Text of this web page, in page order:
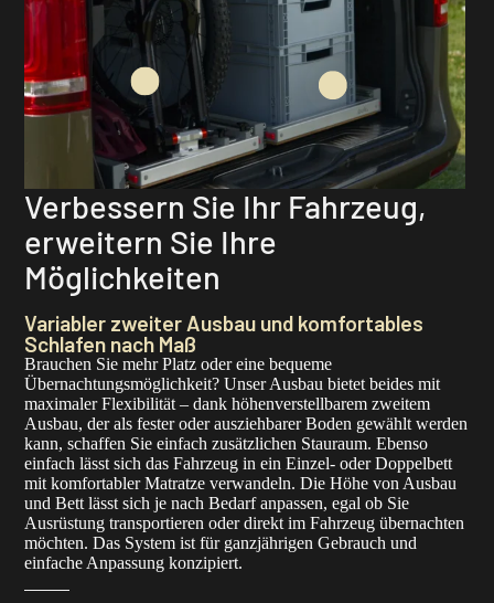
Verbessern Sie Ihr Fahrzeug,
erweitern Sie Ihre
Möglichkeiten
Variabler zweiter Ausbau und komfortables
Schlafen nach Maß
Brauchen Sie mehr Platz oder eine bequeme
Übernachtungsmöglichkeit? Unser Ausbau bietet beides mit
maximaler Flexibilität – dank höhenverstellbarem zweitem
Ausbau, der als fester oder ausziehbarer Boden gewählt werden
kann, schaffen Sie einfach zusätzlichen Stauraum. Ebenso
einfach lässt sich das Fahrzeug in ein Einzel- oder Doppelbett
mit komfortabler Matratze verwandeln. Die Höhe von Ausbau
und Bett lässt sich je nach Bedarf anpassen, egal ob Sie
Ausrüstung transportieren oder direkt im Fahrzeug übernachten
möchten. Das System ist für ganzjährigen Gebrauch und
einfache Anpassung konzipiert.